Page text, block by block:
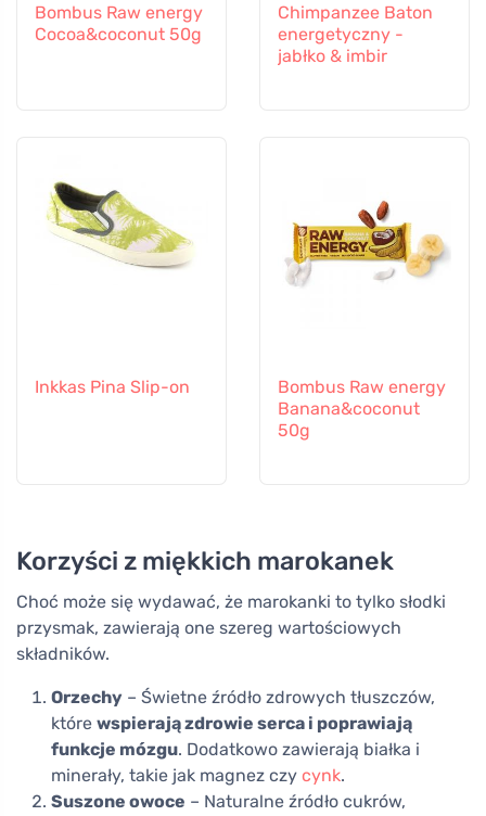
Bombus Raw energy
Cocoa&coconut 50g
Chimpanzee Baton
energetyczny -
jabłko & imbir
Inkkas Pina Slip-on
Bombus Raw energy
Banana&coconut
50g
Korzyści z miękkich marokanek
Choć może się wydawać, że marokanki to tylko słodki
przysmak, zawierają one szereg wartościowych
składników.
Orzechy – Świetne źródło zdrowych tłuszczów,
które wspierają zdrowie serca i poprawiają
funkcje mózgu. Dodatkowo zawierają białka i
minerały, takie jak magnez czy cynk.
Suszone owoce – Naturalne źródło cukrów,